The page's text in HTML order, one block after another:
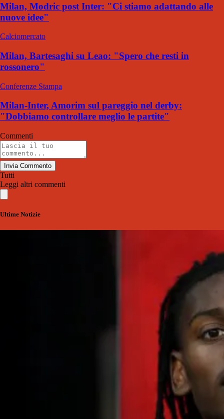
Milan, Modric post Inter: "Ci stiamo adattando alle
nuove idee"
Calciomercato
Milan, Bartesaghi su Leao: "Spero che resti in
rossonero"
Conferenze Stampa
Milan-Inter, Amorim sul pareggio nel derby:
"Dobbiamo controllare meglio le partite"
Commenti
Invia Commento
Tutti
Leggi altri commenti
Ultime Notizie